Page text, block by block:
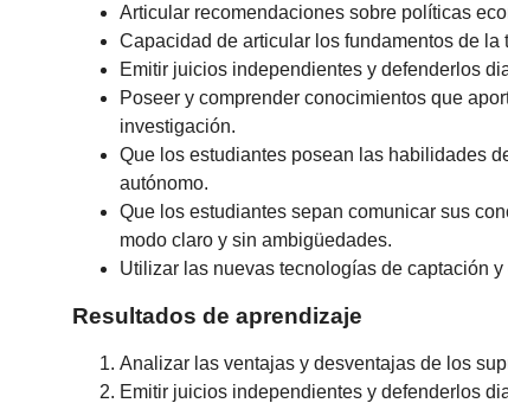
Articular recomendaciones sobre políticas
Capacidad de articular los fundamentos de
Emitir juicios independientes y defenderlos
Poseer y comprender conocimientos que
investigación.
Que los estudiantes posean las habilidades
autónomo.
Que los estudiantes sepan comunicar sus
modo claro y sin ambigüedades.
Utilizar las nuevas tecnologías de captación
Resultados de aprendizaje
Analizar las ventajas y desventajas de los
Emitir juicios independientes y defenderlos